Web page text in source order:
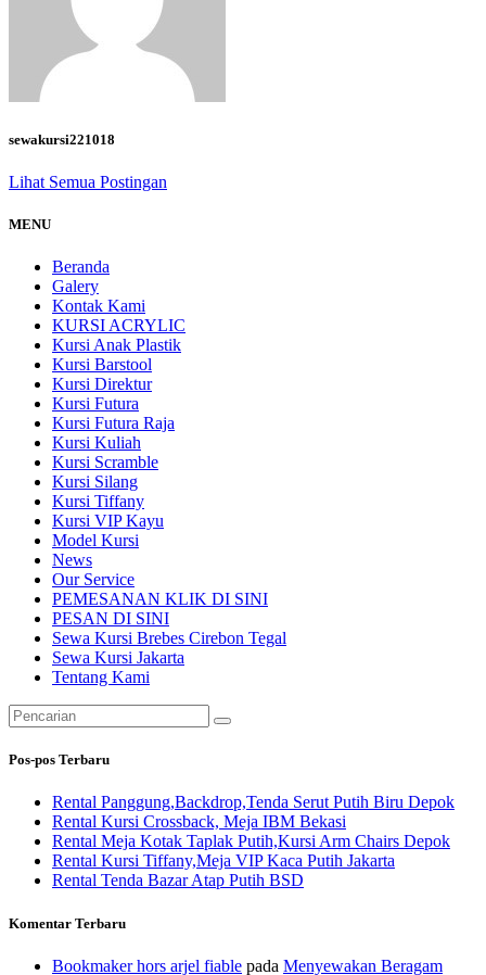
sewakursi221018
Lihat Semua Postingan
MENU
Beranda
Galery
Kontak Kami
KURSI ACRYLIC
Kursi Anak Plastik
Kursi Barstool
Kursi Direktur
Kursi Futura
Kursi Futura Raja
Kursi Kuliah
Kursi Scramble
Kursi Silang
Kursi Tiffany
Kursi VIP Kayu
Model Kursi
News
Our Service
PEMESANAN KLIK DI SINI
PESAN DI SINI
Sewa Kursi Brebes Cirebon Tegal
Sewa Kursi Jakarta
Tentang Kami
Pencarian
untuk:
Pos-pos Terbaru
Rental Panggung,Backdrop,Tenda Serut Putih Biru Depok
Rental Kursi Crossback, Meja IBM Bekasi
Rental Meja Kotak Taplak Putih,Kursi Arm Chairs Depok
Rental Kursi Tiffany,Meja VIP Kaca Putih Jakarta
Rental Tenda Bazar Atap Putih BSD
Komentar Terbaru
Bookmaker hors arjel fiable pada Menyewakan Beragam